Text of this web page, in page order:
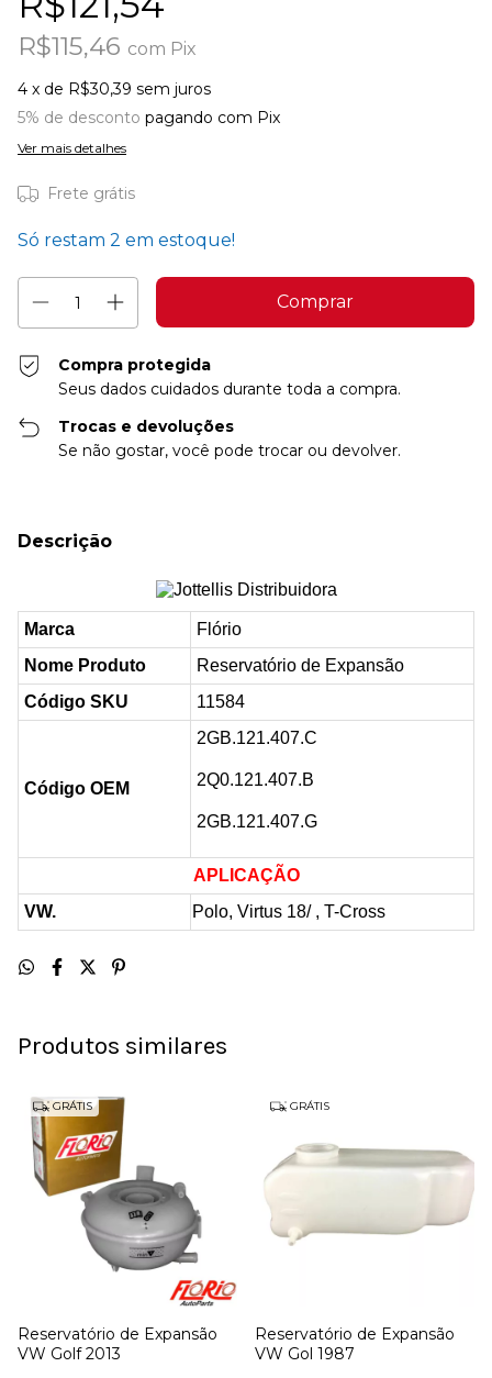
R$115,46 com Pix
4 x de R$30,39 sem juros
5% de desconto pagando com Pix
Ver mais detalhes
Frete grátis
Só restam 2 em estoque!
Compra protegida
Seus dados cuidados durante toda a compra.
Trocas e devoluções
Se não gostar, você pode trocar ou devolver.
Descrição
Marca
Flório
Nome Produto
Reservatório de Expansão
Código SKU
11584
Código OEM
2GB.121.407.C
2Q0.121.407.B
2GB.121.407.G
APLICAÇÃO
VW.
Polo, Virtus 18/ , T-Cross
Produtos similares
GRÁTIS
Reservatório de Expansão
VW Golf 2013
GRÁTIS
Reservatório de Expansão
VW Gol 1987